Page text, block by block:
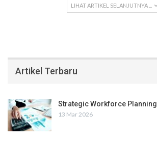
LIHAT ARTIKEL SELANJUTNYA ...
Artikel Terbaru
Strategic Workforce Planning
13 Mar 2026